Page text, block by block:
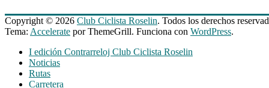
Copyright © 2026 Club Ciclista Roselin. Todos los derechos
Tema: Accelerate por ThemeGrill. Funciona con WordPress.
I edición Contrarreloj Club Ciclista Roselin
Noticias
Rutas
Carretera